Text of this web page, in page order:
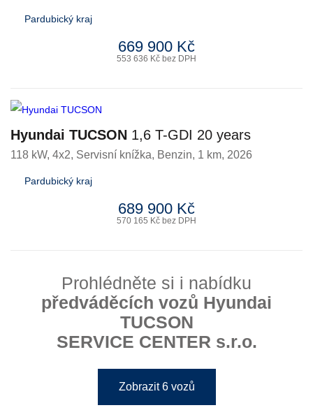
Pardubický kraj
669 900 Kč
553 636 Kč bez DPH
Hyundai TUCSON 1,6 T-GDI 20 years
118 kW, 4x2, Servisní knížka, Benzin, 1 km, 2026
Pardubický kraj
689 900 Kč
570 165 Kč bez DPH
Prohlédněte si i nabídku
předváděcích vozů Hyundai
TUCSON
SERVICE CENTER s.r.o.
Zobrazit 6 vozů